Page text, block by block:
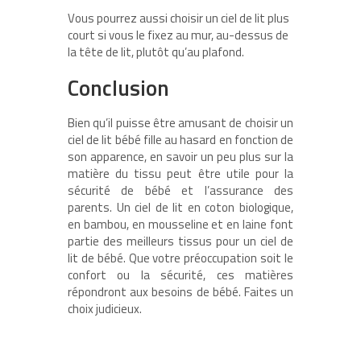
Vous pourrez aussi choisir un ciel de lit plus
court si vous le fixez au mur, au-dessus de
la tête de lit, plutôt qu’au plafond.
Conclusion
Bien qu’il puisse être amusant de choisir un
ciel de lit bébé fille au hasard en fonction de
son apparence, en savoir un peu plus sur la
matière du tissu peut être utile pour la
sécurité de bébé et l’assurance des
parents. Un ciel de lit en coton biologique,
en bambou, en mousseline et en laine font
partie des meilleurs tissus pour un ciel de
lit de bébé. Que votre préoccupation soit le
confort ou la sécurité, ces matières
répondront aux besoins de bébé. Faites un
choix judicieux.